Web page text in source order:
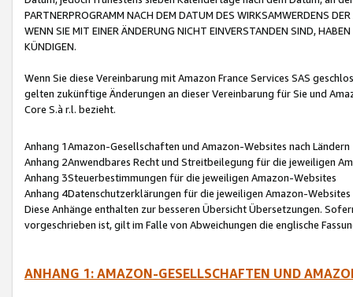
PARTNERPROGRAMM NACH DEM DATUM DES WIRKSAMWERDENS
WENN SIE MIT EINER ÄNDERUNG NICHT EINVERSTANDEN SIND,
KÜNDIGEN.
Wenn Sie diese Vereinbarung mit Amazon France Services SAS
gelten zukünftige Änderungen an dieser Vereinbarung für Sie und
Core S.à r.l. bezieht.
Anhang 1Amazon-Gesellschaften und Amazon-Websites nach Ländern
Anhang 2Anwendbares Recht und Streitbeilegung für die jeweiligen
Anhang 3Steuerbestimmungen für die jeweiligen Amazon-Websites
Anhang 4Datenschutzerklärungen für die jeweiligen Amazon-Websites
Diese Anhänge enthalten zur besseren Übersicht Übersetzungen.
vorgeschrieben ist, gilt im Falle von Abweichungen die englische
ANHANG 1: AMAZON-GESELLSCHAFTEN UND